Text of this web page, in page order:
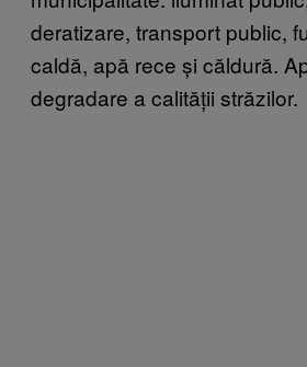
deratizare, transport public,
caldă, apă rece și căldură.
degradare a calității străzilor.